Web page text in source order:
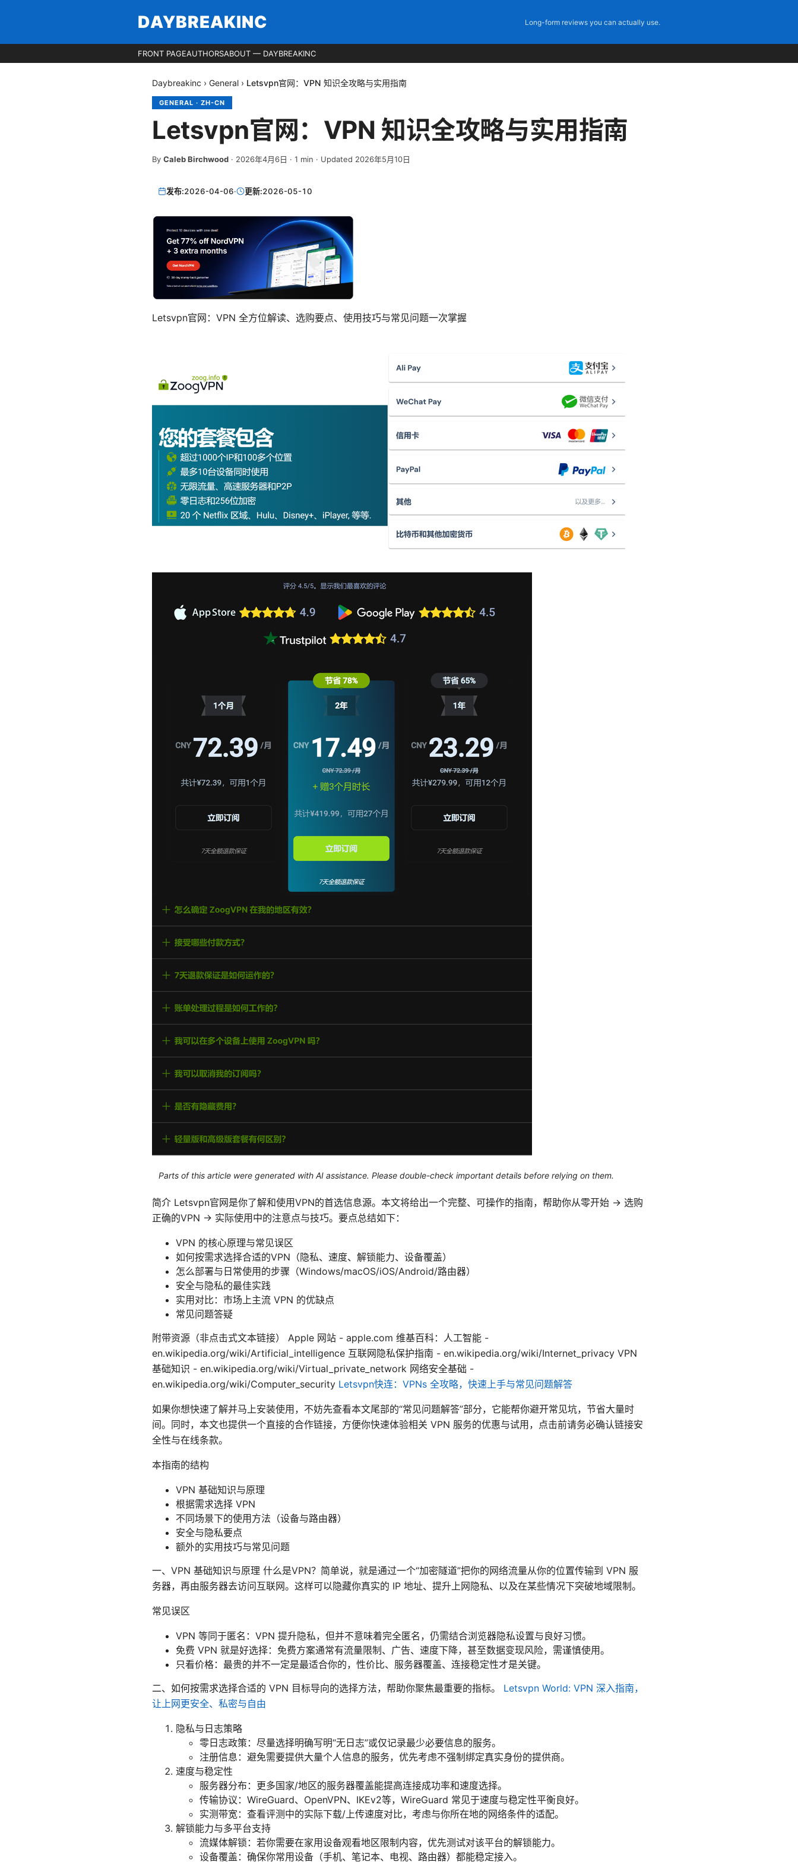
DAYBREAKINC Long-form reviews you can actually use.
FRONT PAGEAUTHORSABOUT — DAYBREAKINC
Daybreakinc › General › Letsvpn官网：VPN 知识全攻略与实用指南
GENERAL · ZH-CN
Letsvpn官网：VPN 知识全攻略与实用指南
By Caleb Birchwood · 2026年4月6日 · 1 min · Updated 2026年5月10日
发布:2026-04-06· 更新:2026-05-10
Letsvpn官网：VPN 全方位解读、选购要点、使用技巧与常见问题一次掌握
Parts of this article were generated with AI assistance. Please double-check important details before relying on them.
简介 Letsvpn官网是你了解和使用VPN的首选信息源。本文将给出一个完整、可操作的指南，帮助你从零开始 → 选购
正确的VPN → 实际使用中的注意点与技巧。要点总结如下：
VPN 的核心原理与常见误区
如何按需求选择合适的VPN（隐私、速度、解锁能力、设备覆盖）
怎么部署与日常使用的步骤（Windows/macOS/iOS/Android/路由器）
安全与隐私的最佳实践
实用对比：市场上主流 VPN 的优缺点
常见问题答疑
附带资源（非点击式文本链接） Apple 网站 - apple.com 维基百科：人工智能 -
en.wikipedia.org/wiki/Artificial_intelligence 互联网隐私保护指南 - en.wikipedia.org/wiki/Internet_privacy VPN
基础知识 - en.wikipedia.org/wiki/Virtual_private_network 网络安全基础 -
en.wikipedia.org/wiki/Computer_security Letsvpn快连：VPNs 全攻略，快速上手与常见问题解答
如果你想快速了解并马上安装使用，不妨先查看本文尾部的“常见问题解答”部分，它能帮你避开常见坑，节省大量时
间。同时，本文也提供一个直接的合作链接，方便你快速体验相关 VPN 服务的优惠与试用，点击前请务必确认链接安
全性与在线条款。
本指南的结构
VPN 基础知识与原理
根据需求选择 VPN
不同场景下的使用方法（设备与路由器）
安全与隐私要点
额外的实用技巧与常见问题
一、VPN 基础知识与原理 什么是VPN？简单说，就是通过一个“加密隧道”把你的网络流量从你的位置传输到 VPN 服
务器，再由服务器去访问互联网。这样可以隐藏你真实的 IP 地址、提升上网隐私、以及在某些情况下突破地域限制。
常见误区
VPN 等同于匿名：VPN 提升隐私，但并不意味着完全匿名，仍需结合浏览器隐私设置与良好习惯。
免费 VPN 就是好选择：免费方案通常有流量限制、广告、速度下降，甚至数据变现风险，需谨慎使用。
只看价格：最贵的并不一定是最适合你的，性价比、服务器覆盖、连接稳定性才是关键。
二、如何按需求选择合适的 VPN 目标导向的选择方法，帮助你聚焦最重要的指标。 Letsvpn World: VPN 深入指南，
让上网更安全、私密与自由
隐私与日志策略
零日志政策：尽量选择明确写明“无日志”或仅记录最少必要信息的服务。
注册信息：避免需要提供大量个人信息的服务，优先考虑不强制绑定真实身份的提供商。
速度与稳定性
服务器分布：更多国家/地区的服务器覆盖能提高连接成功率和速度选择。
传输协议：WireGuard、OpenVPN、IKEv2等，WireGuard 常见于速度与稳定性平衡良好。
实测带宽：查看评测中的实际下载/上传速度对比，考虑与你所在地的网络条件的适配。
解锁能力与多平台支持
流媒体解锁：若你需要在家用设备观看地区限制内容，优先测试对该平台的解锁能力。
设备覆盖：确保你常用设备（手机、笔记本、电视、路由器）都能稳定接入。